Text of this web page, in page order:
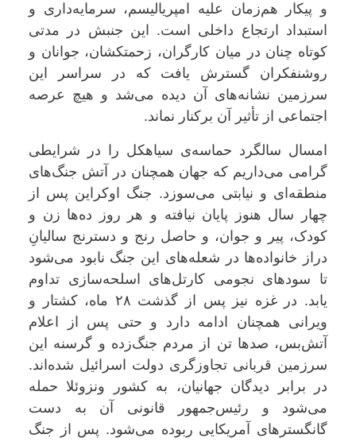
و پیکار هم‌زمان علیه امپریالیسم، سرمایه‌داری و
استبداد ارتجاع داخلی است. این جنبش در مدتی
کوتاه چنان در میان کارگران، زحمتکشان، جوانان و
روشنفکران گسترش یافت که در سراسر این
سرزمین نشانه‌های آن دیده می‌شد و هیچ عرصه‌
اجتماعی از تأثیر آن برکنار نماند.
امسال سالگرد حماسه‌ی سیاهکل را در شرایطی
گرامی می‌داریم که جهان همچنان در آتش جنگ‌های
منطقه‌ای و نیابتی می‌سوزد. جنگ اوکراین پس از
چهار سال هنوز پایان نیافته و هر روز ده‌ها زن و
کودک، پیر و جوان، و حاصل رنج و دسترنج سالیانِ
دراز خانواده‌ها در شعله‌های این جنگ نابود می‌شود
تا سودهای نجومی کارتل‌های اسلحه‌سازی تداوم
یابد. در غزه نیز پس از گذشت ۲۸ ماه، کشتار و
ویرانی همچنان ادامه دارد و حتی پس از اعلام
آتش‌بس، صدها تن از مردم جنگ‌زده و گرسنه‌ این
سرزمین قربانی تجاوزگری دولت اسرائیل شده‌اند.
در برابر دیدگان جهانیان، به کشور ونزوئلا حمله
می‌شود و رئیس‌جمهور قانونی آن به دست
گانگسترهای آمریکایی ربوده می‌شود. پس از جنگ